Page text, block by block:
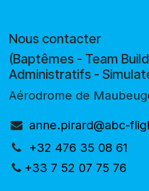
Nous contacter
(Baptêmes - Team
Administratifs -
Aérodrome de
anne.pirard@abc-
+32 476 35 08 61
+33 7 52 07 75 76